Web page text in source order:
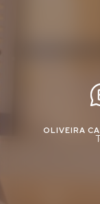
OLIVEIRA